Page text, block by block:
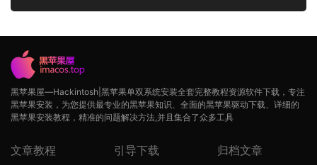
黑苹果屋—Hackintosh|黑苹果单双系统安装全套完整教程资源软件下载，专注
黑苹果安装，为您提供最专业的黑苹果知识、全面的黑苹果驱动下载、详细的
黑苹果安装教程，精准的问题解决方法,并且集合了众多工具
文章教程 引导下载 归档文章